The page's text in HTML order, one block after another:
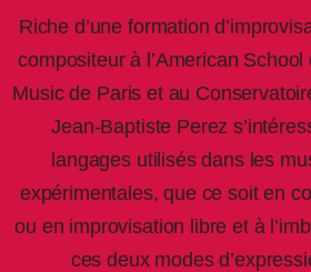
Riche d’une formation
compositeur à l’American School
Music de Paris et au
Jean-Baptiste Perez
langages utilisés dans les
expérimentales, que ce soit en
ou en improvisation libre et à
ces deux modes